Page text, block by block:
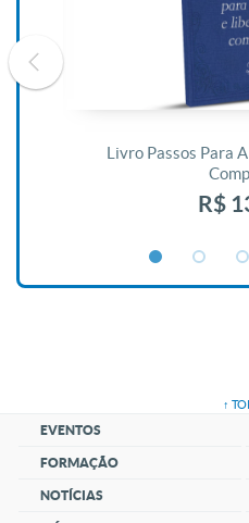
Livro Passos Para
R$
↑
EVENTOS
FORMAÇÃO
NOTÍCIAS